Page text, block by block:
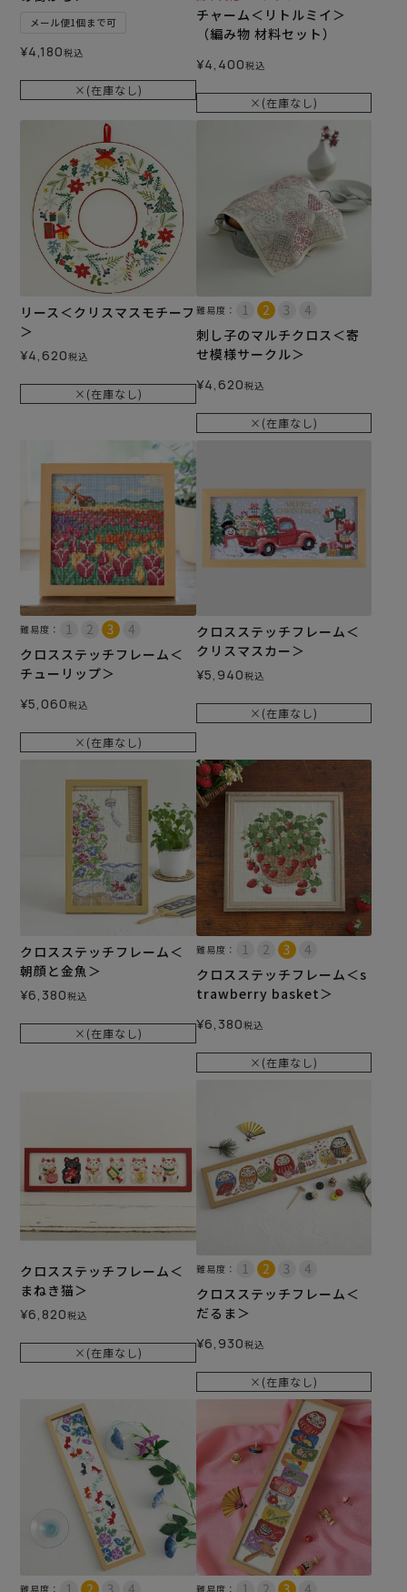
メール便1個まで可
¥4,180税込
×(在庫なし)
チャーム＜リトルミイ＞
（編み物 材料セット）
¥4,400税込
×(在庫なし)
リース＜クリスマスモチーフ
＞
¥4,620税込
×(在庫なし)
難易度：
刺し子のマルチクロス＜寄
せ模様サークル＞
¥4,620税込
×(在庫なし)
難易度：
クロスステッチフレーム＜
チューリップ＞
¥5,060税込
×(在庫なし)
クロスステッチフレーム＜
クリスマスカー＞
¥5,940税込
×(在庫なし)
クロスステッチフレーム＜
朝顔と金魚＞
¥6,380税込
×(在庫なし)
難易度：
クロスステッチフレーム＜s
trawberry basket＞
¥6,380税込
×(在庫なし)
クロスステッチフレーム＜
まねき猫＞
¥6,820税込
×(在庫なし)
難易度：
クロスステッチフレーム＜
だるま＞
¥6,930税込
×(在庫なし)
難易度： 難易度：